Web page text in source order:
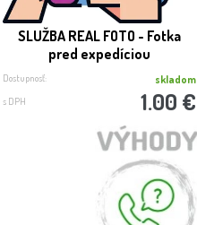
SLUŽBA REAL FOTO - Fotka
pred expedíciou
Dostupnosť: skladom
s DPH 1.00 €